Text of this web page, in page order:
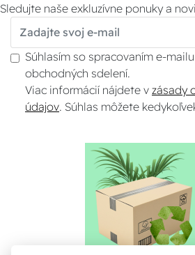
Sledujte naše exkluzívne ponuky a
Súhlasím so spracovaním e-
obchodných sdelení.
Viac informácií nájdete v zásady
údajov . Súhlas môžete